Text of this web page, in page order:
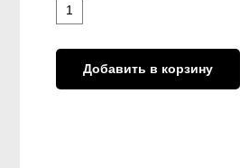
1
Добавить в корзину